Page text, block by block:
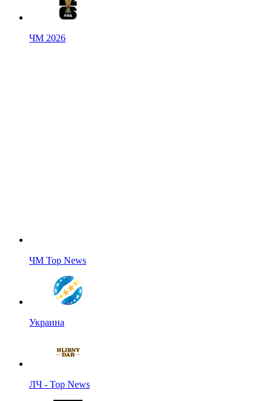
ЧМ 2026
ЧМ Top News
Украина
ЛЧ - Top News